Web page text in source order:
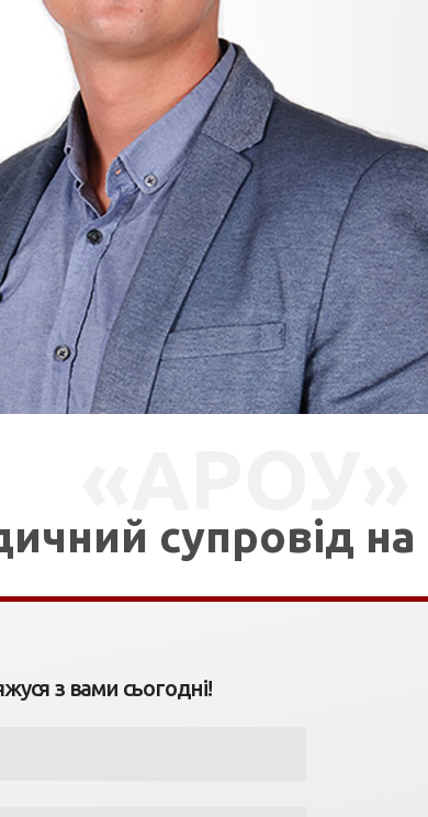
супровід на
з вами сьогодні!